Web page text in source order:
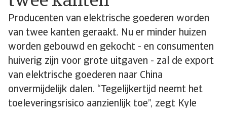
Producenten van elektrische goederen worden
van twee kanten geraakt. Nu er minder huizen
worden gebouwd en gekocht - en consumenten
huiverig zijn voor grote uitgaven - zal de export
van elektrische goederen naar China
onvermijdelijk dalen. “Tegelijkertijd neemt het
toeleveringsrisico aanzienlijk toe”, zegt Kyle